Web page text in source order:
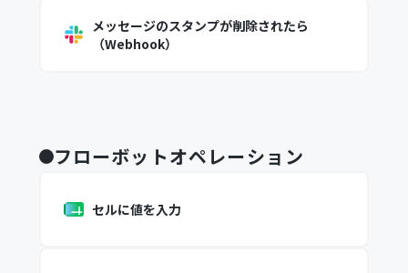
メッセージのスタンプが削除されたら
（Webhook）
フローボットオペレーション
セルに値を入力